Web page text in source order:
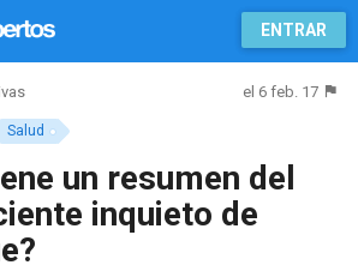
ENTRAR
Salud
el 6 feb. 17
un resumen del
inquieto de